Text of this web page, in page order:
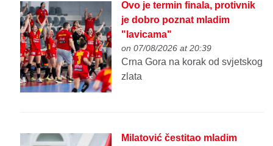
Ovo je termin finala, protivnik
je dobro poznat mladim
"lavicama"
on 07/08/2026 at 20:39
Crna Gora na korak od svjetskog
zlata
Milatović čestitao mladim